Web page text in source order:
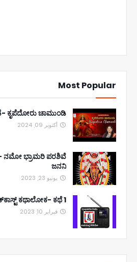
Most Popular
ಕೃಪೆದೋರು ಚಾಮುಂಡಿ
أكتوبر 09, 2024
ನಮೋ ಭ್ರಾಮರಿ ಪರಶಿವೆ
ಜನನಿ
يونيو 23, 2023
ಕಥಾಲೋಕ- ಕಥೆ 1
فبراير 10, 2023